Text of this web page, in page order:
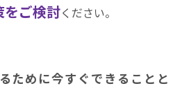
をご検討ください。
ために今すぐできることと